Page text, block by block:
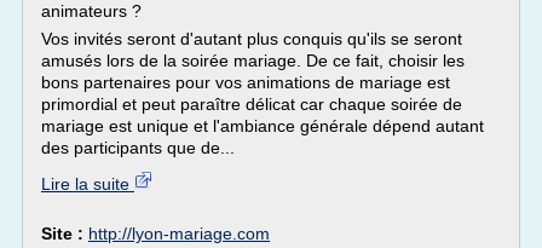
animateurs ?
Vos invités seront d'autant plus conquis qu'ils se seront
amusés lors de la soirée mariage. De ce fait, choisir les
bons partenaires pour vos animations de mariage est
primordial et peut paraître délicat car chaque soirée de
mariage est unique et l'ambiance générale dépend autant
des participants que de...
Lire la suite
Site : http://lyon-mariage.com